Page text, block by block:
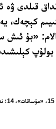
قىلدى ۋە
كېچەك،
«بۇ ئىش
بولۇپ